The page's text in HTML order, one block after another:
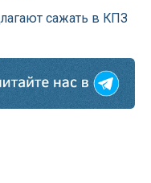
сажать в КПЗ